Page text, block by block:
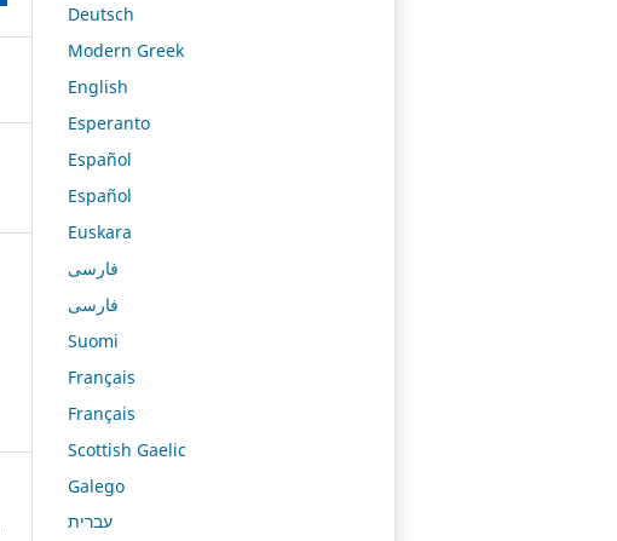
Deutsch
Modern Greek
English
Esperanto
Español
Español
Euskara
فارسی
فارسی
Suomi
Français
Français
Scottish Gaelic
Galego
עברית